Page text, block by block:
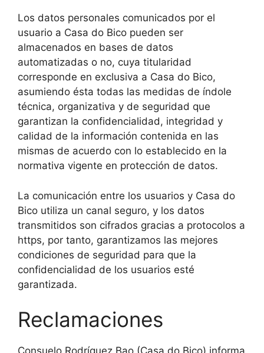
Los datos personales comunicados por el
usuario a Casa do Bico pueden ser
almacenados en bases de datos
automatizadas o no, cuya titularidad
corresponde en exclusiva a Casa do Bico,
asumiendo ésta todas las medidas de índole
técnica, organizativa y de seguridad que
garantizan la confidencialidad, integridad y
calidad de la información contenida en las
mismas de acuerdo con lo establecido en la
normativa vigente en protección de datos.
La comunicación entre los usuarios y Casa do
Bico utiliza un canal seguro, y los datos
transmitidos son cifrados gracias a protocolos a
https, por tanto, garantizamos las mejores
condiciones de seguridad para que la
confidencialidad de los usuarios esté
garantizada.
Reclamaciones